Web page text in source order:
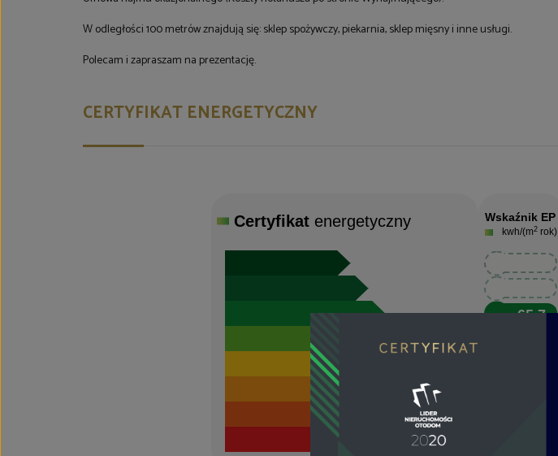
W odległości 100 metrów znajdują się: sklep spożywczy, piekarnia, sklep mięsny i inne usługi.
Polecam i zapraszam na prezentację.
CERTYFIKAT ENERGETYCZNY
Certyfikat energetyczny Wskaźnik EP
kwh/(m2 rok)
65.7